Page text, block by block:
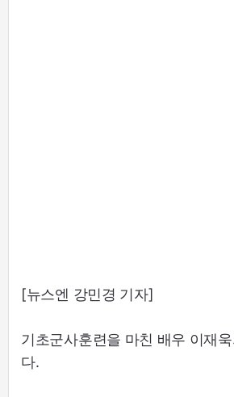
[뉴스엔 강민경 기자]
기초군사훈련을 마친 배우 이재
다.